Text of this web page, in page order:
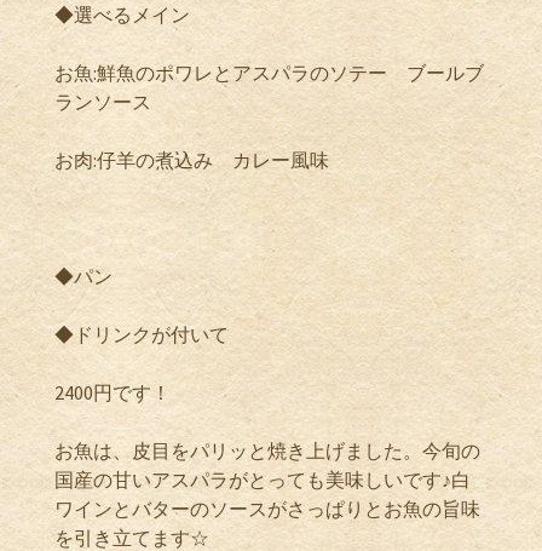
◆選べるメイン
お魚:鮮魚のポワレとアスパラのソテー ブールブ
ランソース
お肉:仔羊の煮込み カレー風味
◆パン
◆ドリンクが付いて
2400円です！
お魚は、皮目をパリッと焼き上げました。今旬の
国産の甘いアスパラがとっても美味しいです♪白
ワインとバターのソースがさっぱりとお魚の旨味
を引き立てます☆